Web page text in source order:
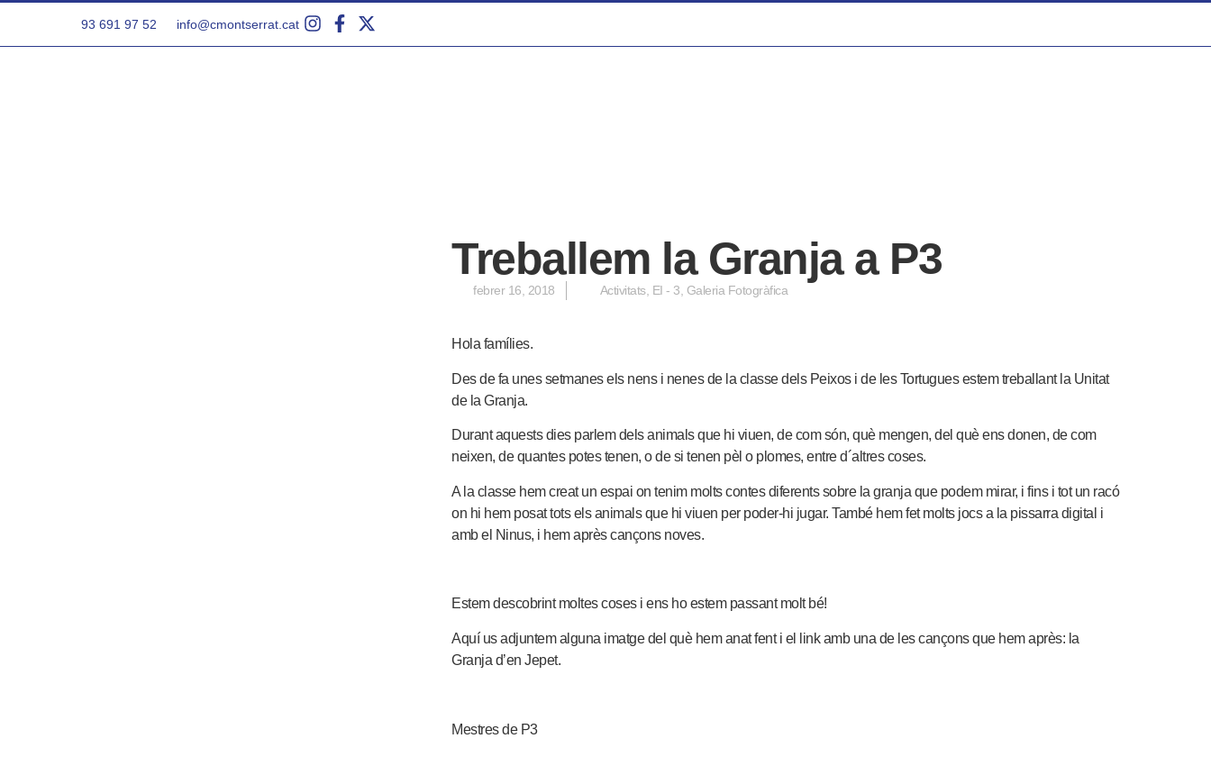
93 691 97 52 info@cmontserrat.cat
Treballem la Granja a P3
febrer 16, 2018 Activitats, EI - 3, Galeria Fotogràfica
Hola famílies.
Des de fa unes setmanes els nens i nenes de la classe dels Peixos i de les Tortugues estem treballant la Unitat
de la Granja.
Durant aquests dies parlem dels animals que hi viuen, de com són, què mengen, del què ens donen, de com
neixen, de quantes potes tenen, o de si tenen pèl o plomes, entre d´altres coses.
A la classe hem creat un espai on tenim molts contes diferents sobre la granja que podem mirar, i fins i tot un racó
on hi hem posat tots els animals que hi viuen per poder-hi jugar. També hem fet molts jocs a la pissarra digital i
amb el Ninus, i hem après cançons noves.
Estem descobrint moltes coses i ens ho estem passant molt bé!
Aquí us adjuntem alguna imatge del què hem anat fent i el link amb una de les cançons que hem après: la
Granja d’en Jepet.
Mestres de P3